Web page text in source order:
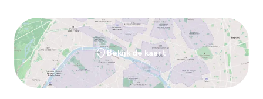
Bekijk de kaart